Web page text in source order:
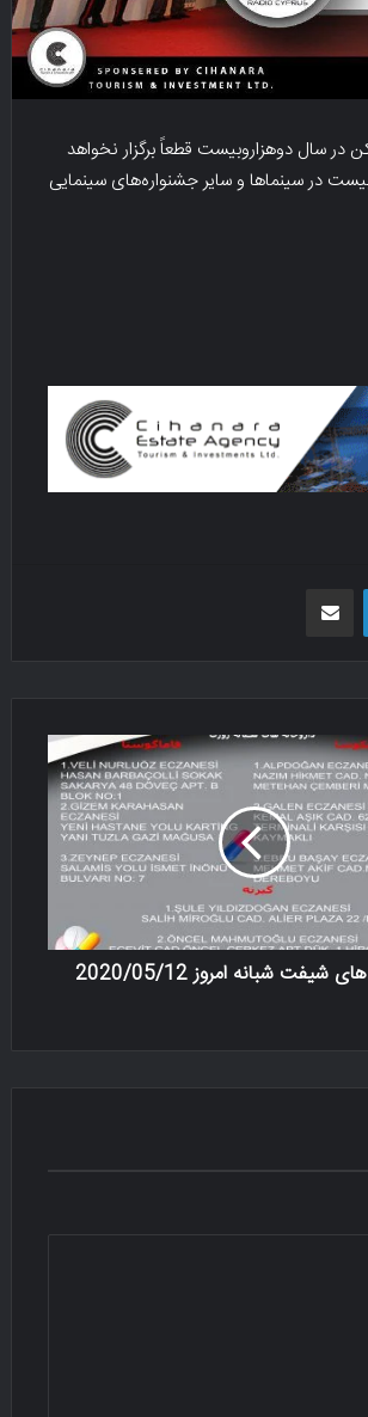
در سال دوهزاروبیست قطعاً برگزار نخواهد
در سینما‌ها و سایر جشنواره‌های سینمایی
لینکدین
شیفت شبانه امروز 2020/05/12